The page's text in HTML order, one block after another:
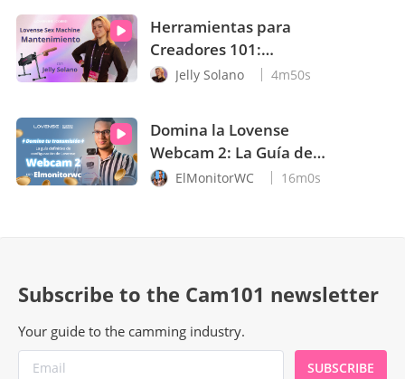
Herramientas para
Creadores 101:
Mantenimiento de
Jelly Solano 4m50s
Domina la Lovense
Webcam 2: La Guía de
Configuración que
ElMonitorWC 16m0s
Subscribe to the Cam101 newsletter
Your guide to the camming industry.
SUBSCRIBE